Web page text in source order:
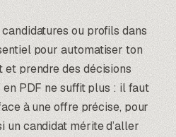
ou profils dans
pour automatiser ton
prendre des décisions
en PDF ne suffit plus : il faut
à une offre précise, pour
un candidat mérite d’aller